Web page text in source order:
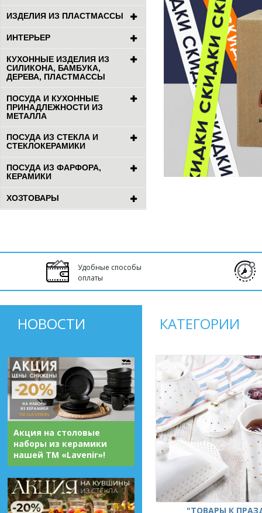
ИЗДЕЛИЯ ИЗ ПЛАСТМАССЫ
ИНТЕРЬЕР
КУХОННЫЕ ИЗДЕЛИЯ ИЗ
СИЛИКОНА, БАМБУКА,
ДЕРЕВА, ПЛАСТМАССЫ
ПОСУДА И КУХОННЫЕ
ПРИНАДЛЕЖНОСТИ ИЗ
МЕТАЛЛА
ПОСУДА ИЗ СТЕКЛА И
СТЕКЛОКЕРАМИКИ
ПОСУДА ИЗ ФАРФОРА,
КЕРАМИКИ
ХОЗТОВАРЫ
Удобные способы
оплаты
НОВОСТИ
Акция на столовые
наборы из керамики
нашей ТМ «Lavenir»!
КАТЕГОРИИ
"ТОВАРЫ К